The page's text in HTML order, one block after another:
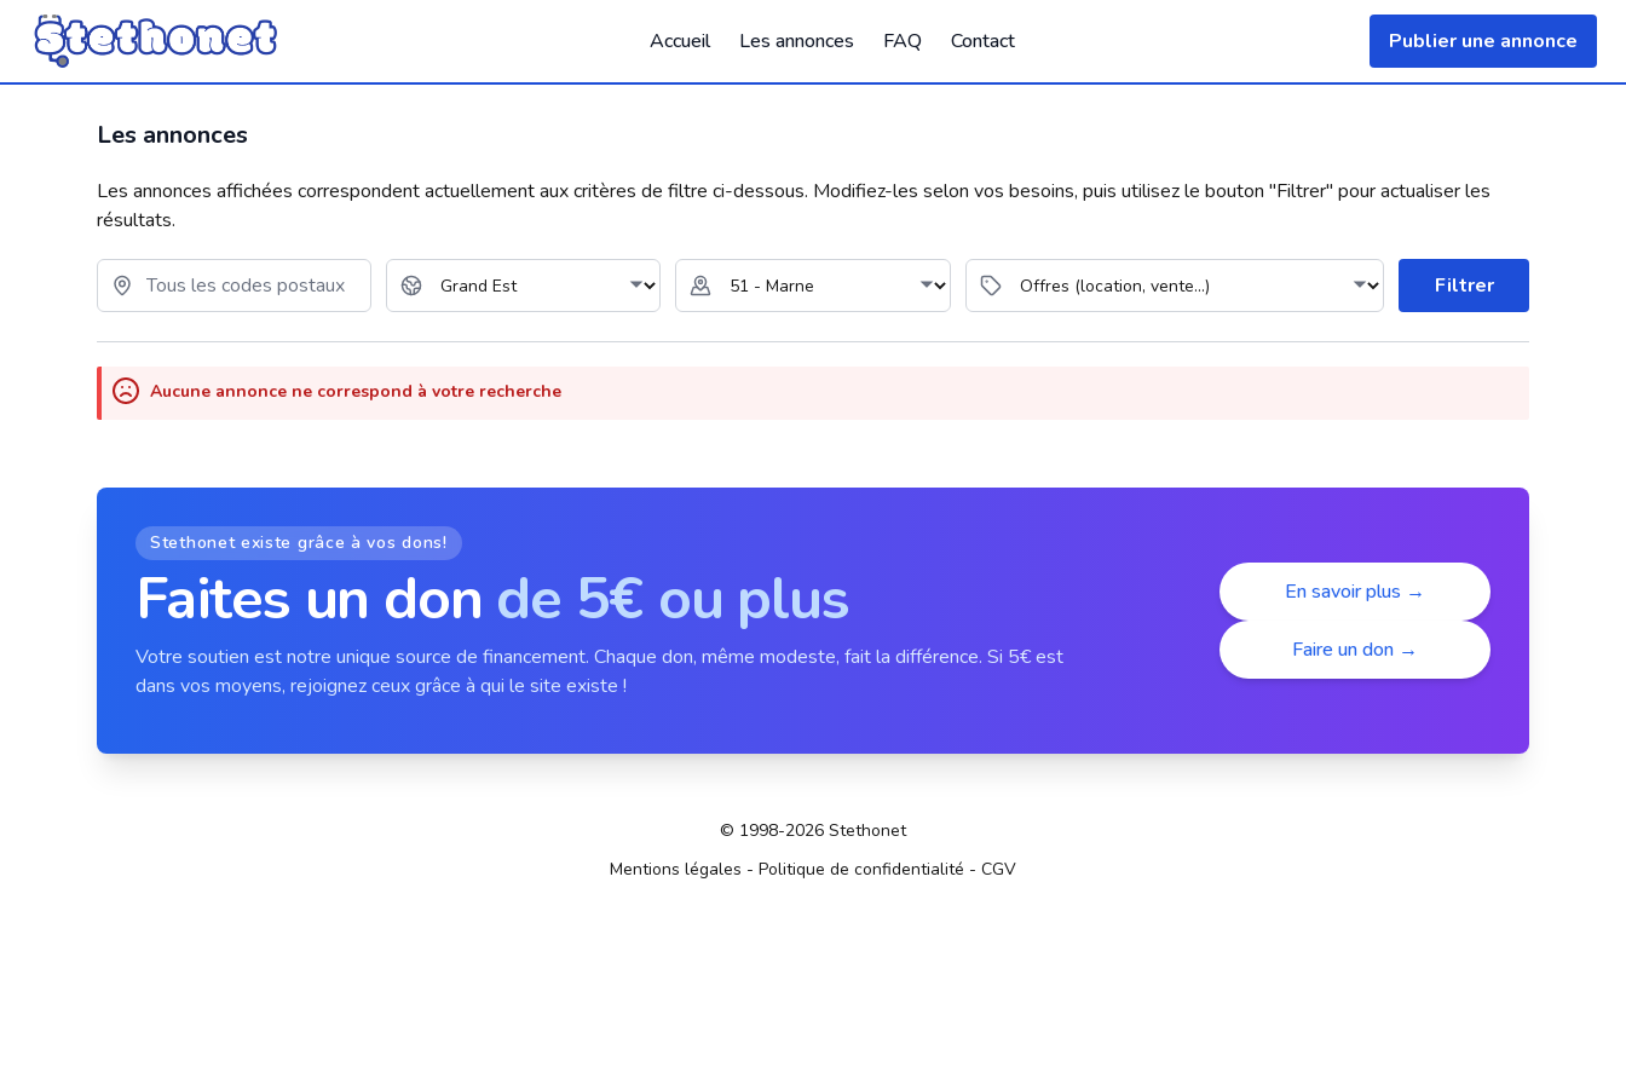
Publier une annonce
Accueil Les annonces FAQ Contact
Les annonces
Les annonces affichées correspondent actuellement aux critères de filtre ci-dessous. Modifiez-les selon vos besoins, puis utilisez le bouton "Filtrer" pour actualiser les
résultats.
Filtrer
Aucune annonce ne correspond à votre recherche
Stethonet existe grâce à vos dons!
Faites un don de 5€ ou plus
Votre soutien est notre unique source de financement. Chaque don, même modeste, fait la différence. Si 5€ est
dans vos moyens, rejoignez ceux grâce à qui le site existe !
En savoir plus →
Faire un don →
© 1998-2026 Stethonet
Mentions légales - Politique de confidentialité - CGV